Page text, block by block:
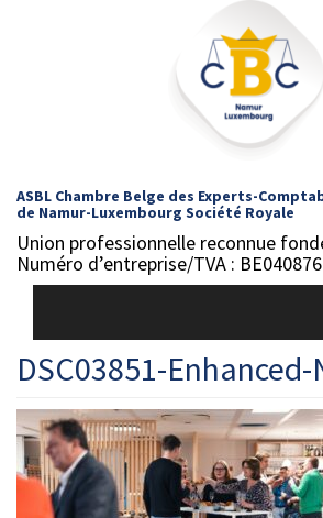
ASBL Chambre Belge des Experts-
de Namur-Luxembourg Société Royale
Union professionnelle reconnue
Numéro d’entreprise/TVA :
DSC03851-Enhanced-